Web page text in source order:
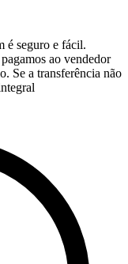
é seguro e fácil.
ao vendedor
Se a transferência não